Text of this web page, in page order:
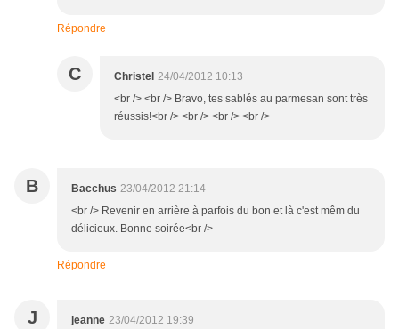
Répondre
C Christel 24/04/2012 10:13
<br /> <br /> Bravo, tes sablés au parmesan sont très
réussis!<br /> <br /> <br /> <br />
B Bacchus 23/04/2012 21:14
<br /> Revenir en arrière à parfois du bon et là c'est mêm du
délicieux. Bonne soirée<br />
Répondre
J jeanne 23/04/2012 19:39